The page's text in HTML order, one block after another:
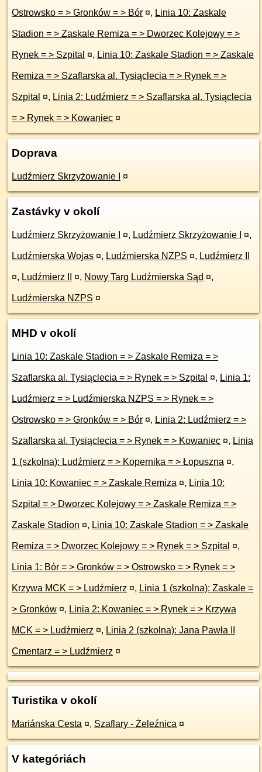
Ostrowsko = > Gronków = > Bór ¤, Linia 10: Zaskale
Stadion = > Zaskale Remiza = > Dworzec Kolejowy = >
Rynek = > Szpital ¤, Linia 10: Zaskale Stadion = > Zaskale
Remiza = > Szaflarska al. Tysiąclecia = > Rynek = >
Szpital ¤, Linia 2: Ludźmierz = > Szaflarska al. Tysiąclecia
= > Rynek = > Kowaniec ¤
Doprava
Ludźmierz Skrzyżowanie I ¤
Zastávky v okolí
Ludźmierz Skrzyżowanie I ¤, Ludźmierz Skrzyżowanie I ¤,
Ludźmierska Wojas ¤, Ludźmierska NZPS ¤, Ludźmierz II
¤, Ludźmierz II ¤, Nowy Targ Ludźmierska Sąd ¤,
Ludźmierska NZPS ¤
MHD v okolí
Linia 10: Zaskale Stadion = > Zaskale Remiza = >
Szaflarska al. Tysiąclecia = > Rynek = > Szpital ¤, Linia 1:
Ludźmierz = > Ludźmierska NZPS = > Rynek = >
Ostrowsko = > Gronków = > Bór ¤, Linia 2: Ludźmierz = >
Szaflarska al. Tysiąclecia = > Rynek = > Kowaniec ¤, Linia
1 (szkolna): Ludźmierz = > Kopernika = > Łopuszna ¤,
Linia 10: Kowaniec = > Zaskale Remiza ¤, Linia 10:
Szpital = > Dworzec Kolejowy = > Zaskale Remiza = >
Zaskale Stadion ¤, Linia 10: Zaskale Stadion = > Zaskale
Remiza = > Dworzec Kolejowy = > Rynek = > Szpital ¤,
Linia 1: Bór = > Gronków = > Ostrowsko = > Rynek = >
Krzywa MCK = > Ludźmierz ¤, Linia 1 (szkolna): Zaskale =
> Gronków ¤, Linia 2: Kowaniec = > Rynek = > Krzywa
MCK = > Ludźmierz ¤, Linia 2 (szkolna): Jana Pawła II
Cmentarz = > Ludźmierz ¤
Turistika v okolí
Mariánska Cesta ¤, Szaflary - Żeleźnica ¤
V kategóriách